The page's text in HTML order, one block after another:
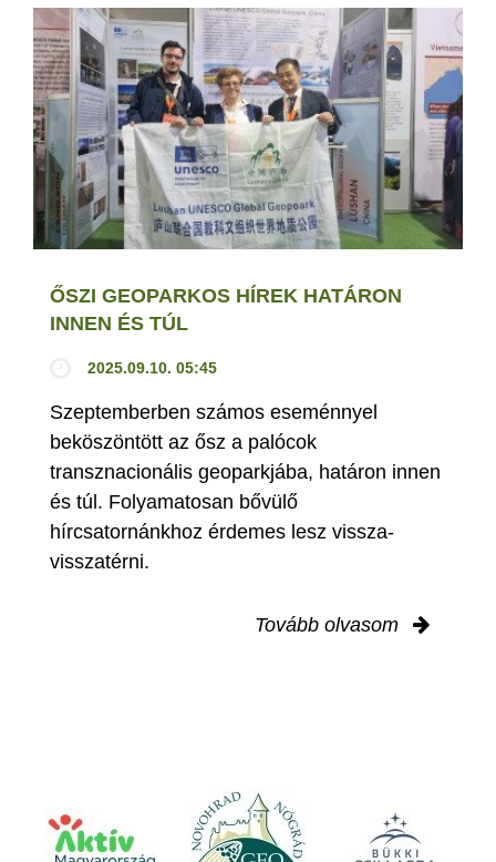
ŐSZI GEOPARKOS HÍREK HATÁRON
INNEN ÉS TÚL
2025.09.10. 05:45
Szeptemberben számos eseménnyel
beköszöntött az ősz a palócok
transznacionális geoparkjába, határon innen
és túl. Folyamatosan bővülő
hírcsatornánkhoz érdemes lesz vissza-
visszatérni.
Tovább olvasom